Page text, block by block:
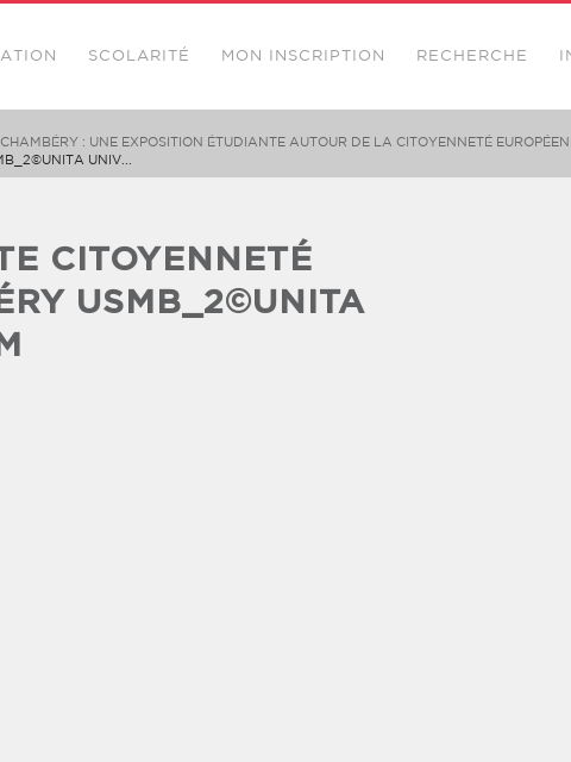
SCOLARITÉ MON INSCRIPTION RECHERCHE
CHAMBÉRY : UNE EXPOSITION ÉTUDIANTE AUTOUR DE LA CITOYENNETÉ
UNIV...
CITOYENNETÉ
USMB_2©UNITA